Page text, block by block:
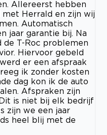
Allereerst hebben
Herrald en zijn wij
Automatisch
jaar garantie bij. Na
de T-Roc problemen
Hiervoor gebeld
er een afspraak
ik zonder kosten
dag kon ik de auto
Afspraken zijn
is niet bij elk bedrijf
zijn we een jaar
heel blij met de